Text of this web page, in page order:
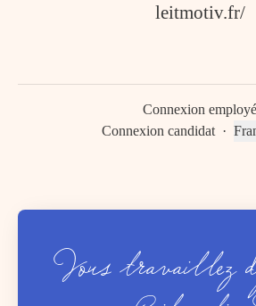
leitmotiv.fr/
Connexion employé
Connexion candidat ·
Vous travaillez